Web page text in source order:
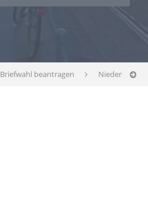
Briefwahl beantragen